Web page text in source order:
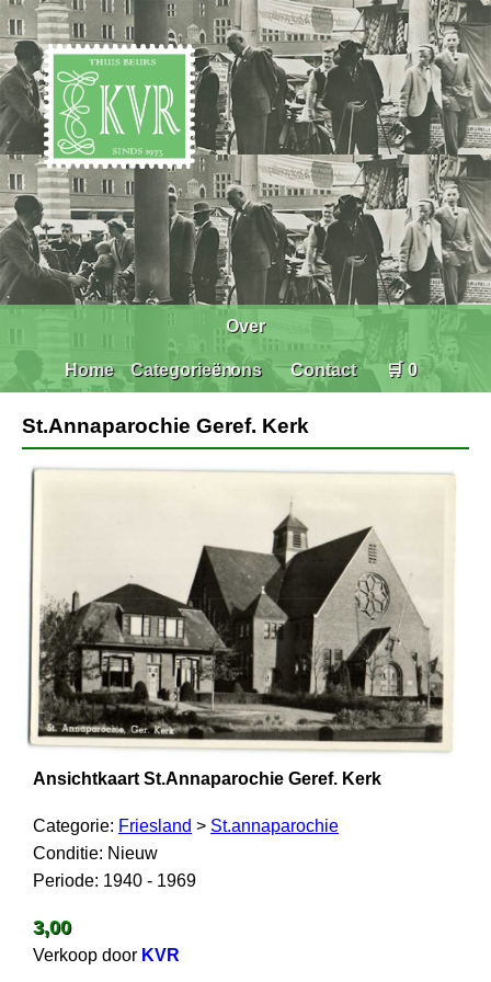
Home Categorieën
Over
ons Contact 🛒 0
St.Annaparochie Geref. Kerk
Ansichtkaart St.Annaparochie Geref. Kerk
Categorie: Friesland > St.annaparochie
Conditie: Nieuw
Periode: 1940 - 1969
3,00
Verkoop door KVR